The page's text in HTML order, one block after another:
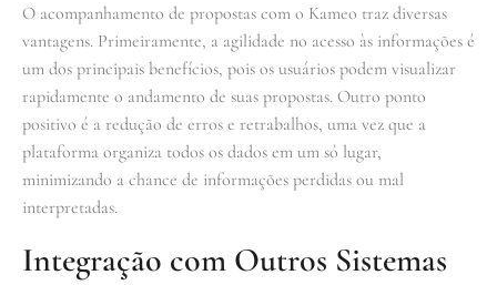
O acompanhamento de propostas com o Kameo traz diversas
vantagens. Primeiramente, a agilidade no acesso às informações é
um dos principais benefícios, pois os usuários podem visualizar
rapidamente o andamento de suas propostas. Outro ponto
positivo é a redução de erros e retrabalhos, uma vez que a
plataforma organiza todos os dados em um só lugar,
minimizando a chance de informações perdidas ou mal
interpretadas.
Integração com Outros Sistemas